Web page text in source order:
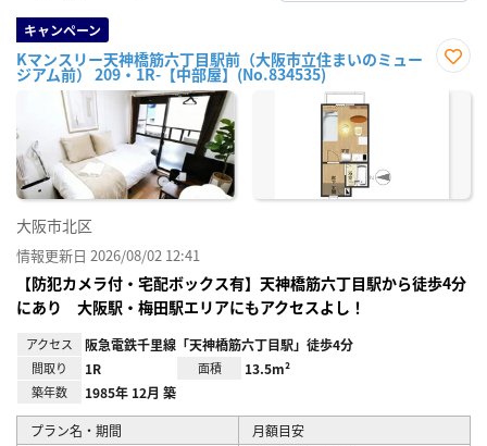
キャンペーン
Kマンスリー天神橋筋六丁目駅前（大阪市立住まいのミュー
ジアム前） 209・1R-【中部屋】(No.834535)
に入
大阪市北区
情報更新日 2026/08/02 12:41
【防犯カメラ付・宅配ボックス有】天神橋筋六丁目駅から徒歩4分
にあり 大阪駅・梅田駅エリアにもアクセスよし！
アクセス 阪急電鉄千里線「天神橋筋六丁目駅」徒歩4分
間取り 1R 面積 13.5m²
築年数 1985年 12月 築
プラン名・期間 月額目安